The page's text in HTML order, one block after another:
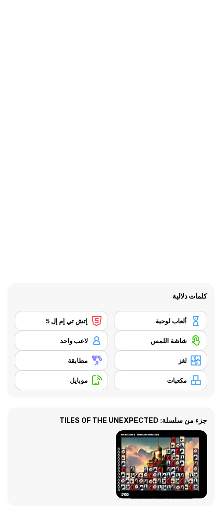
كلمات دلالية
ألعاب لوحية إتش تي إم إل 5
شاشة اللمس لاعب واحد
لغز مطابقة
مكعبات موبايل
جزء من سلسلة: TILES OF THE UNEXPECTED